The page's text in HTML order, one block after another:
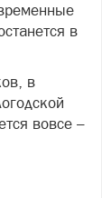
в
в
вовсе –